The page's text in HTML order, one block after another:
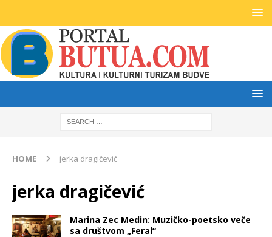
HOME jerka dragičević
jerka dragičević
Marina Zec Medin: Muzičko-poetsko veče
sa društvom „Feral“